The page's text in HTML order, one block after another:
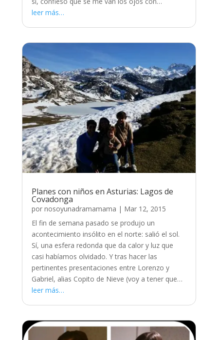
leer más…
Planes con niños en Asturias: Lagos de
Covadonga
por nosoyunadramamama | Mar 12, 2015
El fin de semana pasado se produjo un
acontecimiento insólito en el norte: salió el sol.
Sí, una esfera redonda que da calor y luz que
casi habíamos olvidado. Y tras hacer las
pertinentes presentaciones entre Lorenzo y
Gabriel, alias Copito de Nieve (voy a tener que…
leer más…